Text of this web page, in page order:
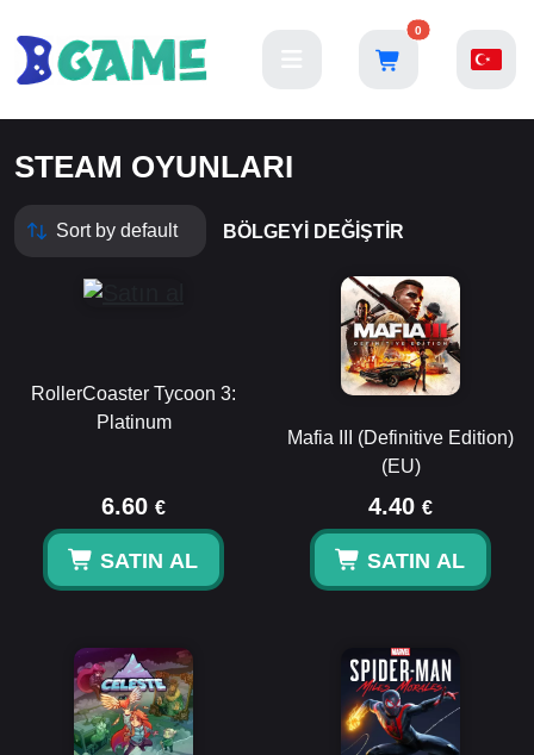
0
STEAM OYUNLARI
BÖLGEYI DEĞIŞTIR
RollerCoaster Tycoon 3:
Platinum
6.60 €
SATIN AL
Mafia III (Definitive Edition)
(EU)
4.40 €
SATIN AL